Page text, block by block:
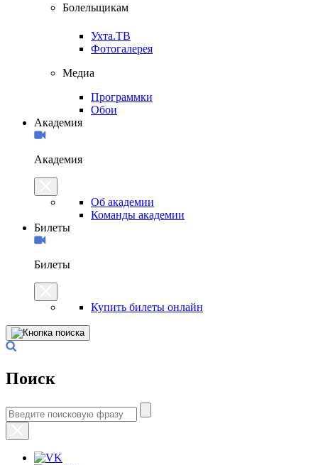
Болельщикам
Ухта.ТВ
Фотогалерея
Медиа
Программки
Обои
Академия
Академия
Об академии
Команды академии
Билеты
Билеты
Купить билеты онлайн
Поиск